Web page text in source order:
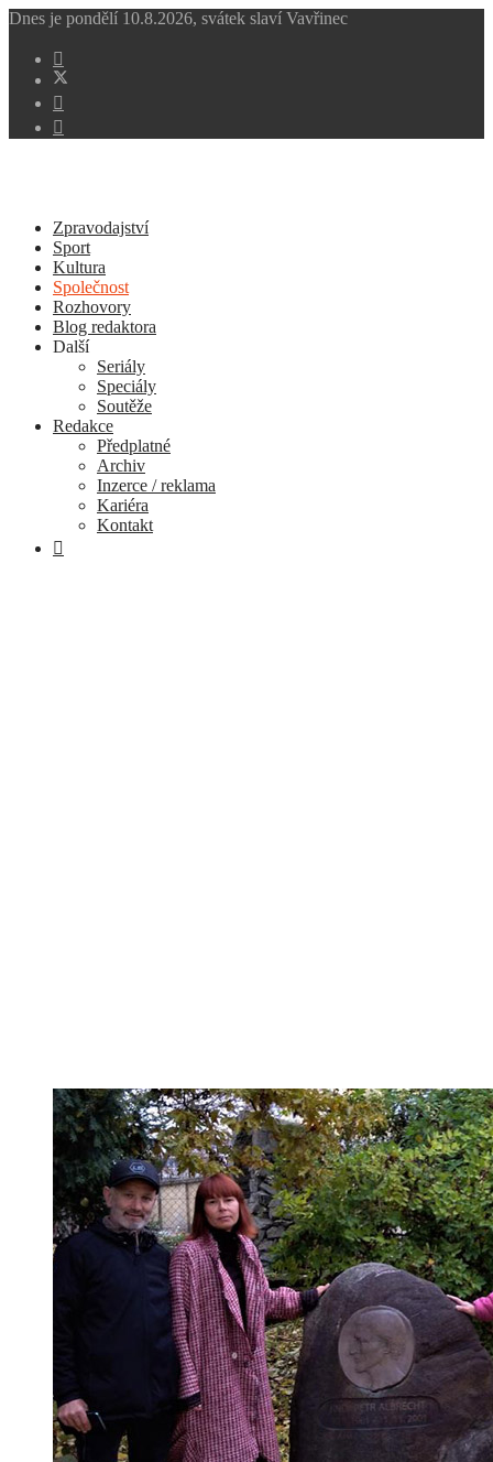
Dnes je pondělí 10.8.2026, svátek slaví Vavřinec
Zpravodajství
Sport
Kultura
Společnost
Rozhovory
Blog redaktora
Další
Seriály
Speciály
Soutěže
Redakce
Předplatné
Archiv
Inzerce / reklama
Kariéra
Kontakt